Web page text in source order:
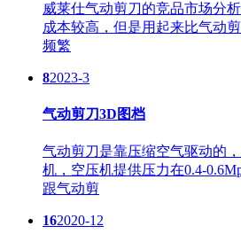
威莱仕气动剪刀的竞品市场分
成本较高，但是用起来比气动
频繁
82023-3
气动剪刀3D图档
气动剪刀是靠压缩空气驱动的
机，空压机提供压力在0.4-
跟气动剪
162020-12